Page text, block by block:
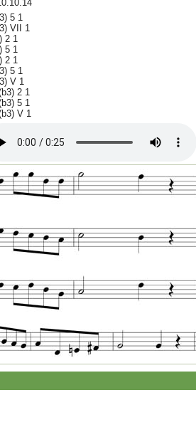
5 1
VII 1
2 1
5 1
2 1
5 1
V 1
2 1
5 1
V 1